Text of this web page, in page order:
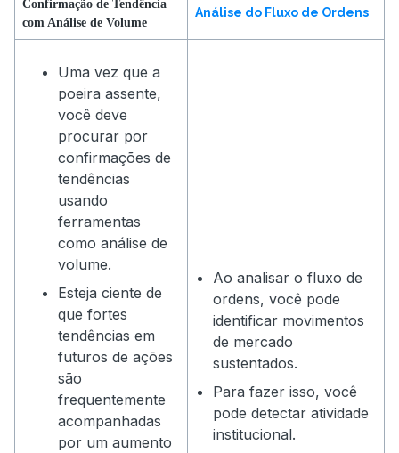
Confirmação de Tendência
com Análise de Volume
Análise do Fluxo de Ordens
Uma vez que a
poeira assente,
você deve
procurar por
confirmações de
tendências
usando
ferramentas
como análise de
volume.
Esteja ciente de
que fortes
tendências em
futuros de ações
são
frequentemente
acompanhadas
por um aumento
Ao analisar o fluxo de
ordens, você pode
identificar movimentos
de mercado
sustentados.
Para fazer isso, você
pode detectar atividade
institucional.